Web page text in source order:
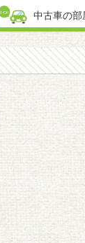
中古車の部